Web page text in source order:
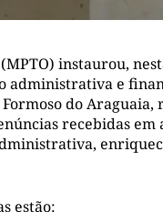
instaurou,
administrativa e
do
recebidas
estão: